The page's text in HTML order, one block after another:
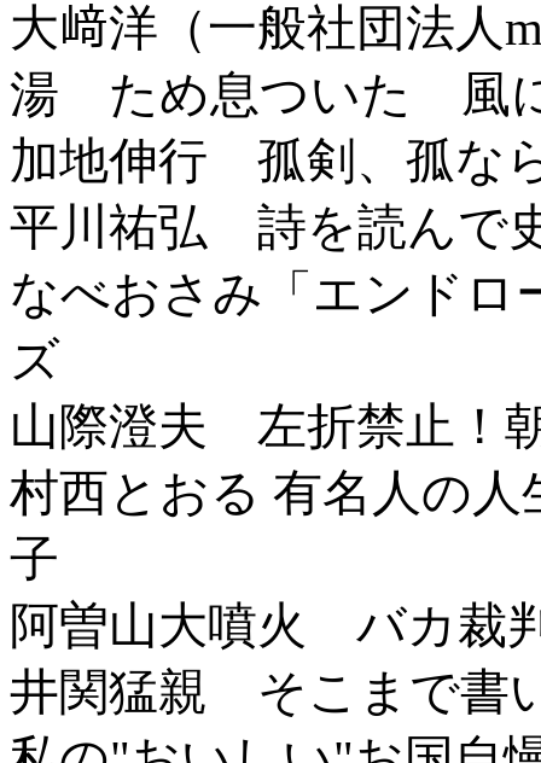
大﨑洋（一般社団法人
湯 ため息ついた 風
加地伸行 孤剣、孤な
平川祐弘 詩を読んで
なべおさみ「エンド
ズ
山際澄夫 左折禁止！
村西とおる 有名人の
子
阿曽山大噴火 バカ裁
井関猛親 そこまで書